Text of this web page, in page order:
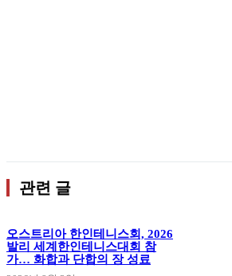
관련 글
오스트리아 한인테니스회, 2026
발리 세계한인테니스대회 참
가… 화합과 단합의 장 성료